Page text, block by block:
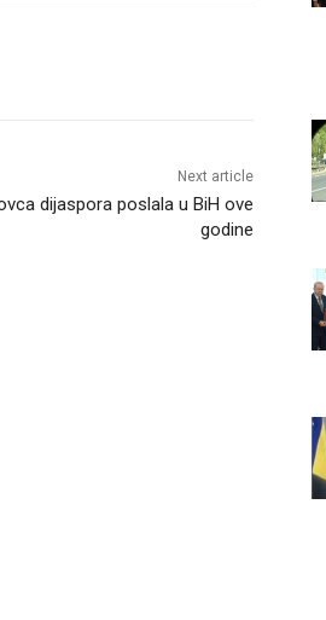
Next article
dijaspora poslala u BiH ove
godine